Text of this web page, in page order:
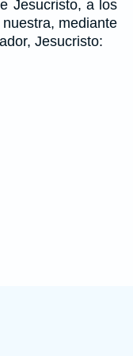
Jesucristo, a los
mediante
Jesucristo: